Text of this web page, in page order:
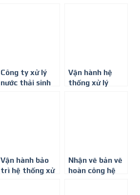
Công ty xử lý
nước thải sinh
Vận hành hệ
thống xử lý
Vận hành bảo
trì hệ thống xử
Nhận vẽ bản vẽ
hoàn công hệ